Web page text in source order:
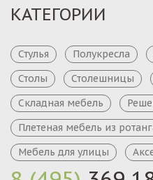
КАТЕГОРИИ
Стулья Полукресла
Столы
Столешницы
Складная мебель
Плетеная мебель из
Мебель для улицы